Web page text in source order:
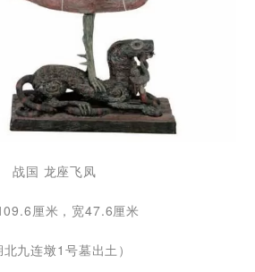
战国 龙座飞凤
厘米，宽47.6厘米
北九连墩1号墓出土）